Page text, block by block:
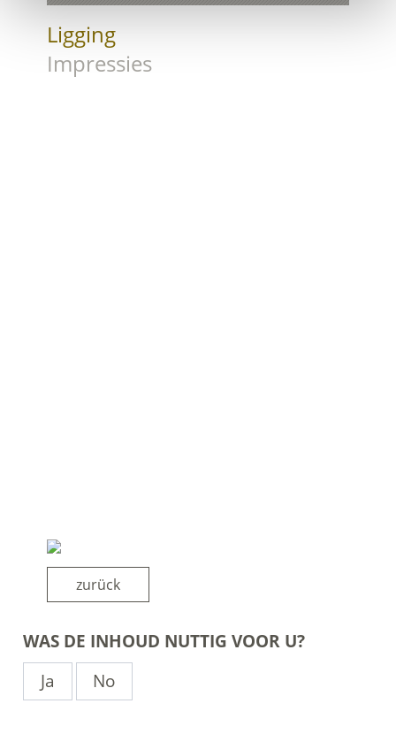
Ligging
Impressies
zurück
WAS DE INHOUD NUTTIG VOOR U?
Ja
No